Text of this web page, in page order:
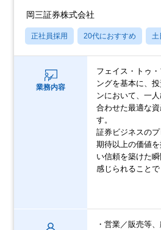
岡三証券株式会社
正社員採用 20代におすすめ 土
業務内容
フェイス・トゥ
ングを基本に、
ンにおいて、一
合わせた最適な
す。
証券ビジネスの
期待以上の価値
い信頼を築けた
感じられることで
・営業／販売等